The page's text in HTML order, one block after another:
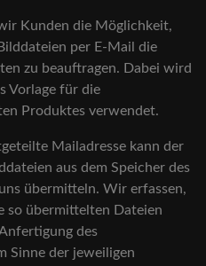
Kunden die Möglichkeit,
per E-Mail die
zu beauftragen. Dabei wird
Vorlage für die
Produktes verwendet.
Mailadresse kann der
aus dem Speicher des
übermitteln. Wir erfassen,
so übermittelten Dateien
des
Sinne der jeweiligen